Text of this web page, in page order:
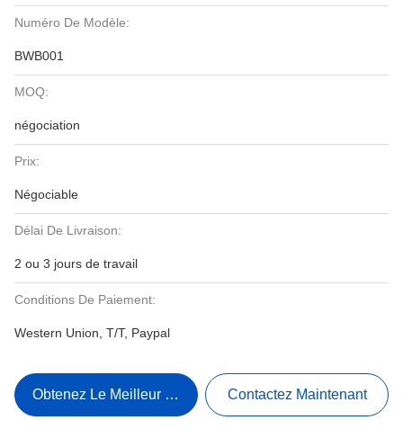
Numéro De Modèle:
BWB001
MOQ:
négociation
Prix:
Négociable
Délai De Livraison:
2 ou 3 jours de travail
Conditions De Paiement:
Western Union, T/T, Paypal
Obtenez Le Meilleur Prix Contactez Maintenant